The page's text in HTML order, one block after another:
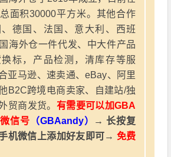
面积30000平方米。其他合作
德国、法国、意大利、西班
海外仓一件代发、中大件产品
标，产品检测，清库存等服
亚马逊、速卖通、eBay、阿里
B2C跨境电商卖家、自建站/独
贸商发货。 有需要可以加GBA
信号 （GBAandy）
→ 长按复
机微信上添加好友即可→ 免费